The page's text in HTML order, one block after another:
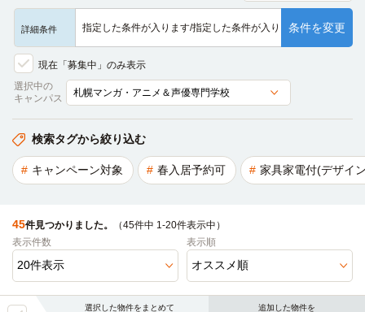
詳細条件 指定した条件が入ります/指定した条件が入ります/指定した条…
条件を変更
現在「募集中」のみ表示
選択中の
キャンパス
検索タグから絞り込む
キャンペーン対象 春入居予約可 家具家電付(デザイ
45件見つかりました。
（45件中 1-20件表示中）
表示件数
表示順
選択した物件をまとめて 追加した物件を